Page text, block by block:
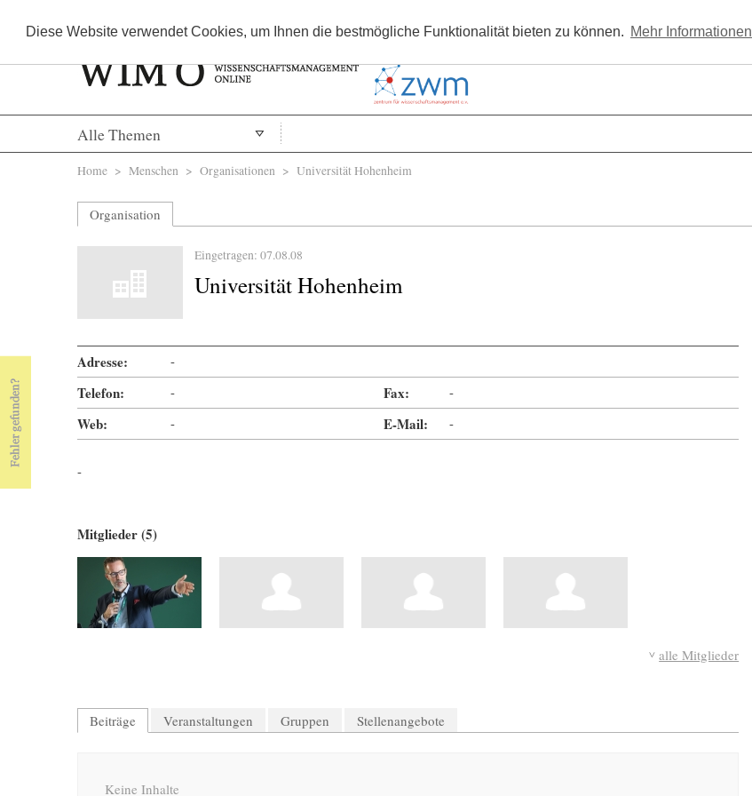
Diese Website verwendet Cookies, um Ihnen die bestmögliche Funktionalität bieten zu können. Mehr Informationen
Kostenlos registrieren
Alle Themen
Sie sind hier
Home > Menschen > Organisationen > Universität Hohenheim
Organisation
Eingetragen: 07.08.08
Universität Hohenheim
Adresse: -
Telefon: - Fax: -
Web: - E-Mail: -
-
Mitglieder (5)
alle Mitglieder
Beiträge Veranstaltungen Gruppen Stellenangebote
Keine Inhalte